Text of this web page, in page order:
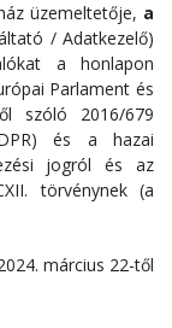
üzemeltetője, a
/ Adatkezelő)
a honlapon
Parlament és
szóló 2016/679
és a hazai
jogról és az
törvénynek (a
március 22-től